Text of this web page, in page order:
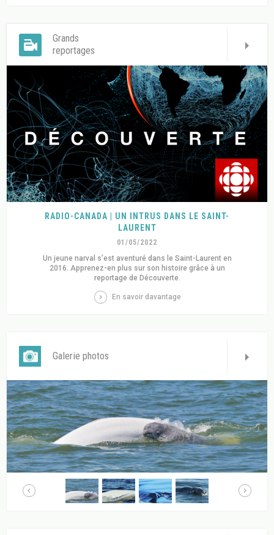
Grands
reportages
RADIO-CANADA | UN INTRUS DANS LE SAINT-
LAURENT
01/05/2022
Un jeune narval s’est aventuré dans le Saint-Laurent en
2016. Apprenez-en plus sur son histoire grâce à un
reportage de Découverte.
En savoir davantage
Galerie photos